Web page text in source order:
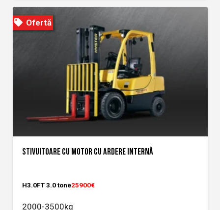
Ofertă
STIVUITOARE CU MOTOR CU ARDERE INTERNĂ
H3.0FT 3.0 tone25900€
2000-3500kg